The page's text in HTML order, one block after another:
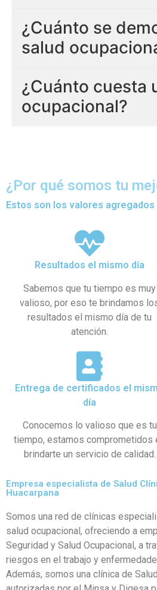
¿Cuánto se
salud
¿Cuánto cuesta
ocupacional?
¿Por qué somos tu
Estos son los valores
Resultados el mismo día
Sabemos que tu tiempo es muy
valioso, por eso te brindamos
resultados el mismo día de tu
atención.
Entrega de certificados el
día
Conocemos lo valioso que es tu
tiempo, estamos comprometidos
brindarte un servicio de calidad.
Empresa especialista de Salud
Huacarpana
Somos una red de clínicas
salud ocupacional, ofreciendo a
Seguridad y Salud Ocupacional, a
riesgos en el trabajo y
Además, somos una clínica de